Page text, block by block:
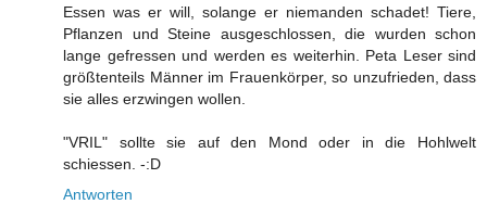
Essen was er will, solange er niemanden schadet! Tiere,
Pflanzen und Steine ausgeschlossen, die wurden schon
lange gefressen und werden es weiterhin. Peta Leser sind
größtenteils Männer im Frauenkörper, so unzufrieden, dass
sie alles erzwingen wollen.
"VRIL" sollte sie auf den Mond oder in die Hohlwelt
schiessen. -:D
Antworten